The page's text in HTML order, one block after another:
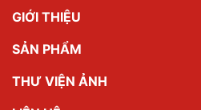
GIỚI THIỆU
SẢN PHẨM
THƯ VIỆN ẢNH